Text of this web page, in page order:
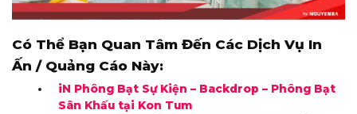
Có Thể Bạn Quan Tâm Đến Các Dịch Vụ In
Ấn / Quảng Cáo Này:
iN Phông Bạt Sự Kiện – Backdrop – Phông Bạt
Sân Khấu tại Kon Tum